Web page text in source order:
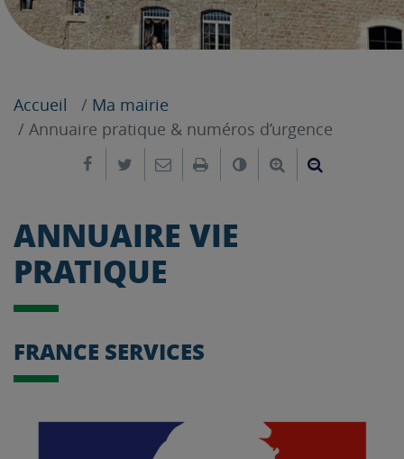
Accueil
Ma mairie
Annuaire pratique & numéros d’urgence
Partager sur Facebook
Partager sur Twitter
Envoyer par e-mail
ImprimerChanger leAgrandir le
ANNUAIRE VIE
PRATIQUE
FRANCE SERVICES